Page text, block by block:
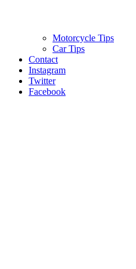
Motorcycle Tips
Car Tips
Contact
Instagram
Twitter
Facebook